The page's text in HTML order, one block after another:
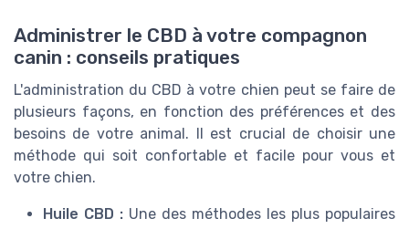
Administrer le CBD à votre compagnon
canin : conseils pratiques
L'administration du CBD à votre chien peut se faire de
plusieurs façons, en fonction des préférences et des
besoins de votre animal. Il est crucial de choisir une
méthode qui soit confortable et facile pour vous et
votre chien.
Huile CBD : Une des méthodes les plus populaires